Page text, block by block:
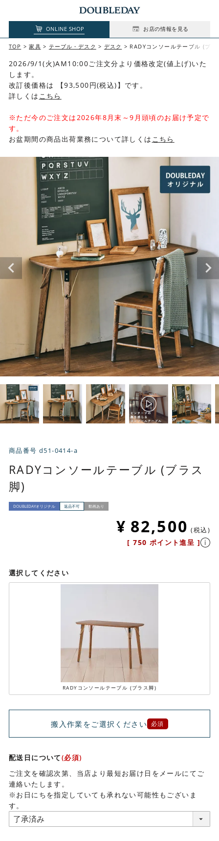
ONLINE SHOP お店の情報を見る
TOP 家具 テーブル・デスク デスク RADYコンソールテーブル (ブラ
2026/9/1(火)AM10:00ご注文分より価格改定(値上げ)いた
します。
改訂後価格は 【93,500円(税込)】です。
詳しくは こちら
※ただ今のご注文は2026年8月末～9月頭頃のお届け予定で
す。
お盆期間の商品出荷業務について詳しくは こちら
商品番号 d51-0414-a
RADYコンソールテーブル (ブラス
脚)
DOUBLEDAYオリジナル 返品不可 動画あり
¥ 82,500 税込
[ 750 ポイント進呈 ]
選択してください
RADYコンソールテーブル (ブラス脚)
搬入作業をご選択ください 必須
配送日について(必須)
ご注文を確認次第、当店より最短お届け日をメールにてご
連絡いたします。
※お日にちを指定していても承れない可能性もございま
す。